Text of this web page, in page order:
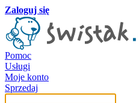
Zaloguj się
Pomoc
Usługi
Moje konto
Sprzedaj